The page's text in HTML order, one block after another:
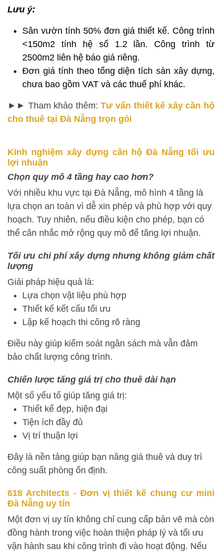
Lưu ý:
Sân vườn tính 50% đơn giá thiết kế. Công trình
<150m2 tính hệ số 1.2 lần. Công trình từ
2500m2 liên hệ báo giá riêng.
Đơn giá tính theo tổng diện tích sàn xây dựng,
chưa bao gồm VAT và các thuế phí khác.
►► Tham khảo thêm: Tư vấn thiết kế xây căn hộ
cho thuê tại Đà Nẵng trọn gói
Kinh nghiệm xây dựng căn hộ Đà Nẵng tối ưu
lợi nhuận
Chọn quy mô 4 tầng hay cao hơn?
Với nhiều khu vực tại Đà Nẵng, mô hình 4 tầng là
lựa chọn an toàn vì dễ xin phép và phù hợp với quy
hoạch. Tuy nhiên, nếu điều kiện cho phép, bạn có
thể cân nhắc mở rộng quy mô để tăng lợi nhuận.
Tối ưu chi phí xây dựng nhưng không giảm chất
lượng
Giải pháp hiệu quả là:
Lựa chọn vật liệu phù hợp
Thiết kế kết cấu tối ưu
Lập kế hoạch thi công rõ ràng
Điều này giúp kiểm soát ngân sách mà vẫn đảm
bảo chất lượng công trình.
Chiến lược tăng giá trị cho thuê dài hạn
Một số yếu tố giúp tăng giá trị:
Thiết kế đẹp, hiện đại
Tiện ích đầy đủ
Vị trí thuận lợi
Đây là nền tảng giúp bạn nâng giá thuê và duy trì
công suất phòng ổn định.
618 Architects - Đơn vị thiết kế chung cư mini
Đà Nẵng uy tín
Một đơn vị uy tín không chỉ cung cấp bản vẽ mà còn
đồng hành trong việc hoàn thiện pháp lý và tối ưu
vận hành sau khi công trình đi vào hoạt động. Nếu